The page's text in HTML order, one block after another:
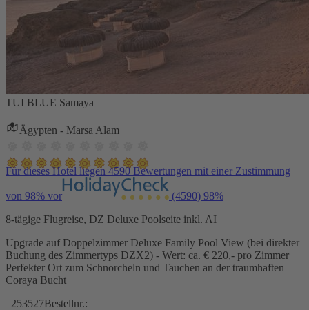
TUI BLUE Samaya
Ägypten - Marsa Alam
Für dieses Hotel liegen 4590 Bewertungen mit einer Zustimmung
von 98% vor (4590) 98%
8-tägige Flugreise, DZ Deluxe Poolseite inkl. AI
Upgrade auf Doppelzimmer Deluxe Family Pool View (bei direkter
Buchung des Zimmertyps DZX2) - Wert: ca. € 220,- pro Zimmer
Perfekter Ort zum Schnorcheln und Tauchen an der traumhaften
Coraya Bucht
253527Bestellnr.: